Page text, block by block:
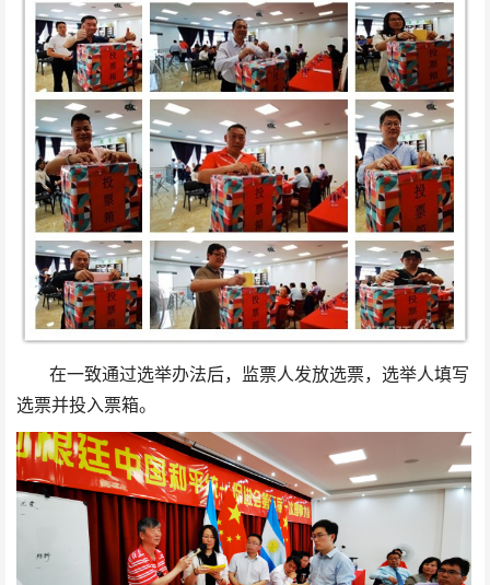
在一致通过选举办法后，监票人发放选票，选举人填写
选票并投入票箱。